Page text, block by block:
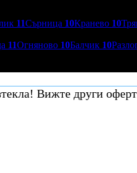
11Сърница 10Кранево 10
11Огняново 10Балчик 10
Вижте други